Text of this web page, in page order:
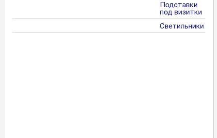
Подставки
под визитки
Светильники